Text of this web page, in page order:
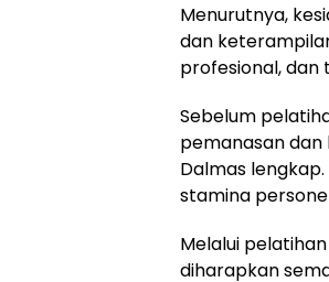
Menurutnya,
dan
profesional,
Sebelum
pemanasan
Dalmas
stamina
Melalui
diharapkan